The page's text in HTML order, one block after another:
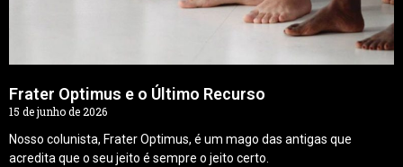
Frater Optimus e o Último Recurso
15 de junho de 2026
Nosso colunista, Frater Optimus, é um mago das antigas que
acredita que o seu jeito é sempre o jeito certo.